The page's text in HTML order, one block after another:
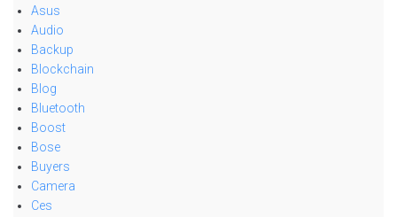
Asus
Audio
Backup
Blockchain
Blog
Bluetooth
Boost
Bose
Buyers
Camera
Ces